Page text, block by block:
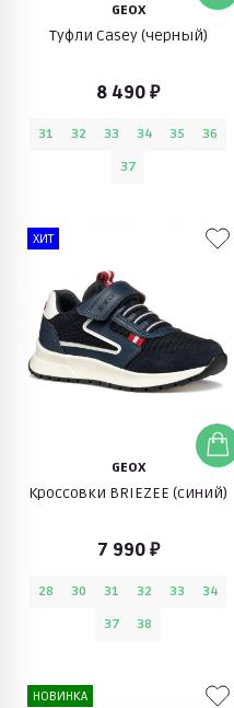
GEOX
Туфли Casey (черный)
8 490 ₽
31 32 33 34 35
36
37
ХИТ
GEOX
Кроссовки BRIEZEE (синий)
7 990 ₽
28 30 31 32 33
34
37
38
НОВИНКА